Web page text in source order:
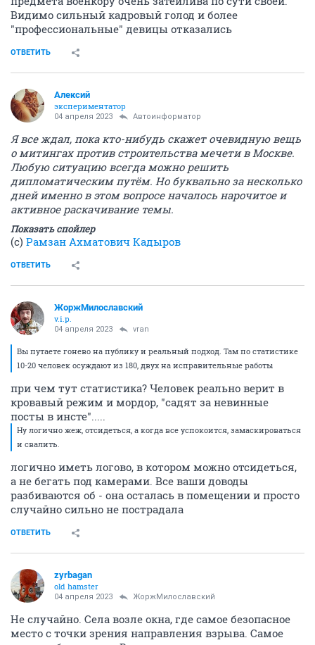
Видимо сильный кадровый голод и более
"профессиональные" девицы отказались
ОТВЕТИТЬ
Алексий
экспериментатор
04 апреля 2023 Автоинформатор
Я все ждал, пока кто-нибудь скажет очевидную вещь
о митингах против строительства мечети в Москве.
Любую ситуацию всегда можно решить
дипломатическим путём. Но буквально за несколько
дней именно в этом вопросе началось нарочитое и
активное раскачивание темы.
Показать спойлер
(с) Рамзан Ахматович Кадыров
ОТВЕТИТЬ
ЖоржМилославский
v.i.p.
04 апреля 2023 vran
Вы путаете гонево на публику и реальный подход. Там по статистике
10-20 человек осуждают из 180, двух на исправительные работы
при чем тут статистика? Человек реально верит в
кровавый режим и мордор, "садят за невинные
посты в инсте".....
Ну логично жеж, отсидеться, а когда все успокоится, замаскироваться
и свалить.
логично иметь логово, в котором можно отсидеться,
а не бегать под камерами. Все ваши доводы
разбиваются об - она осталась в помещении и просто
случайно сильно не пострадала
ОТВЕТИТЬ
zyrbagan
old hamster
04 апреля 2023 ЖоржМилославский
Не случайно. Села возле окна, где самое безопасное
место с точки зрения направления взрыва. Самое